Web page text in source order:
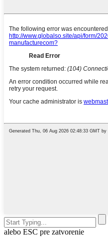
alebo ESC pre zatvorenie